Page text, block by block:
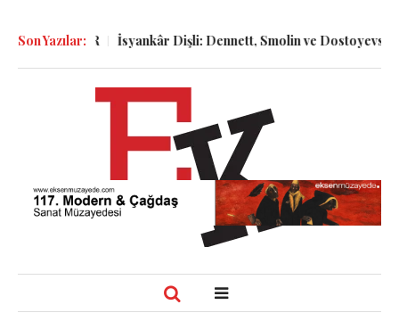
Son Yazılar:İsyankâr Dişli: Dennett, Smolin ve Dostoyevski’nin